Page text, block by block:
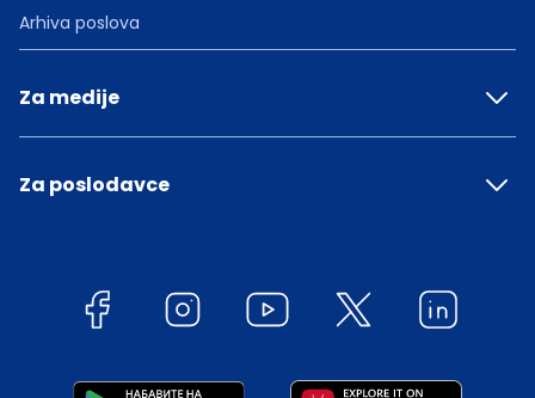
Arhiva poslova
Za medije
Za poslodavce